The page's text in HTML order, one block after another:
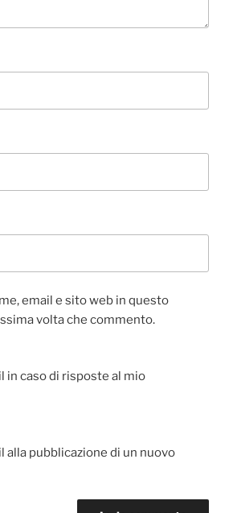
email e sito web in questo
volta che commento.
in caso di risposte al mio
alla pubblicazione di un nuovo